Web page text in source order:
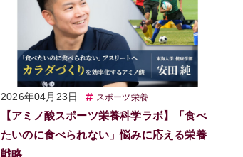
2026年04月23日 スポーツ栄養
【アミノ酸スポーツ栄養科学ラボ】「食べ
たいのに食べられない」悩みに応える栄養
戦略